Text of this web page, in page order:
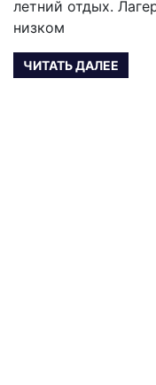
летний отдых.
низком
ЧИТАТЬ ДАЛЕЕ